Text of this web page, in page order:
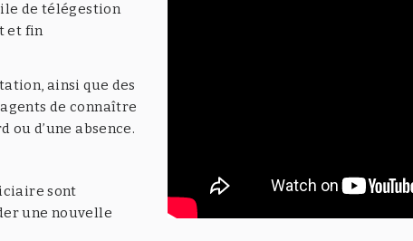
de télégestion
et fin
ainsi que des
de connaître
d’une absence.
sont
une nouvelle